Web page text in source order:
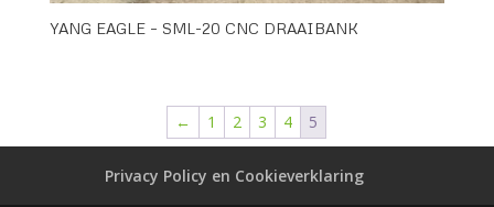
YANG EAGLE – SML-20 CNC DRAAIBANK
← 1 2 3 4 5
Privacy Policy en Cookieverklaring